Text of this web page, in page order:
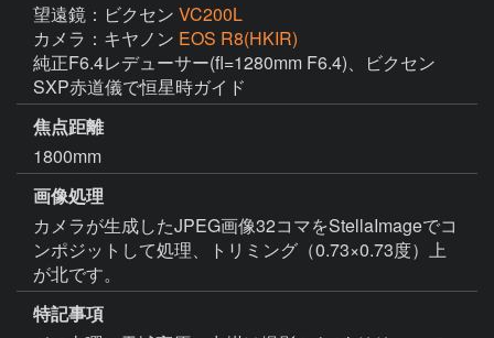
望遠鏡：ビクセン VC200L
カメラ：キヤノン EOS R8(HKIR)
純正F6.4レデューサー(fl=1280mm F6.4)、ビクセン
SXP赤道儀で恒星時ガイド
焦点距離
1800mm
画像処理
カメラが生成したJPEG画像32コマをStellaImageでコ
ンポジットして処理、トリミング（0.73×0.73度）上
が北です。
特記事項